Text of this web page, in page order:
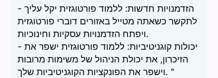
- הזדמנויות חדשות: ללמוד פורטוגזית יקל עליך
לתקשר כשאתה מטייל באזורים דוברי פורטוגזית
ויפתח הזדמנויות עסקיות וחינוכיות.
- יכולות קוגניטיביות: ללמוד פורטוגזית ישפר את
הזיכרון, את יכולת הניהול של משימות מרובות
וישפר את הפונקציות הקוגניטיביות שלך.＂